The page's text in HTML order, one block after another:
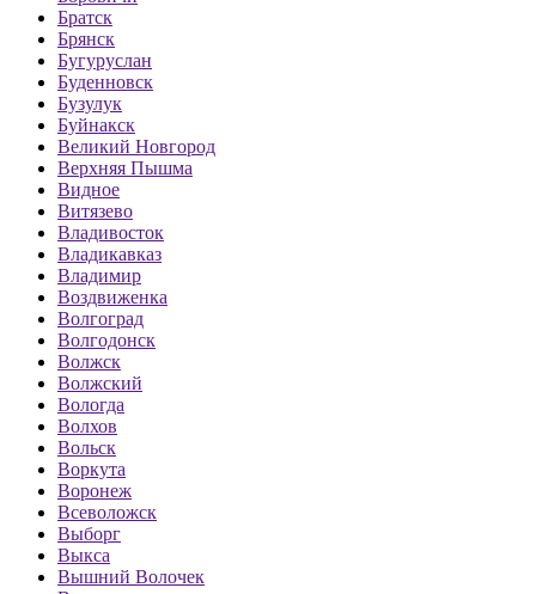
Братск
Брянск
Бугуруслан
Буденновск
Бузулук
Буйнакск
Великий Новгород
Верхняя Пышма
Видное
Витязево
Владивосток
Владикавказ
Владимир
Воздвиженка
Волгоград
Волгодонск
Волжск
Волжский
Вологда
Волхов
Вольск
Воркута
Воронеж
Всеволожск
Выборг
Выкса
Вышний Волочек